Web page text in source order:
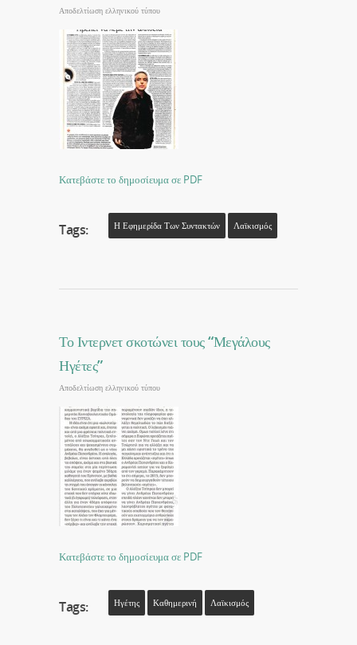
Αποδελτίωση ελληνικού τύπου
Κατεβάστε το δημοσίευμα σε PDF
Tags: Η Εφημερίδα Των Συντακτών Λαϊκισμός
Το Ιντερνετ σκοτώνει τους “Μεγάλους
Ηγέτες”
Αποδελτίωση ελληνικού τύπου
Κατεβάστε το δημοσίευμα σε PDF
Tags: Ηγέτης Καθημερινή Λαϊκισμός